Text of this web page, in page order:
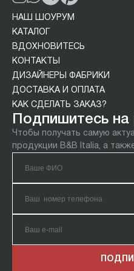
НАШ ШОУРУМ
КАТАЛОГ
ВДОХНОВИТЕСЬ
КОНТАКТЫ
ДИЗАЙНЕРЫ ФАБРИКИ
ДОСТАВКА И ОПЛАТА
КАК СДЕЛАТЬ ЗАКАЗ?
Подпишитесь на
Чтобы получать самую
продукции B&B Italia, а